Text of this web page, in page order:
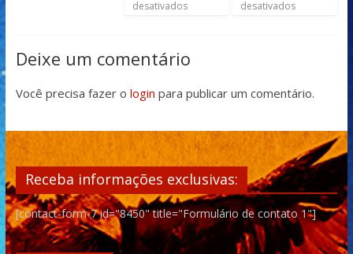
desativados
desativados
Deixe um comentário
Você precisa fazer o login para publicar um comentário.
Receba informações exclusivas:
[contact-form-7 id="8450" title="Formulário de contato 1"]